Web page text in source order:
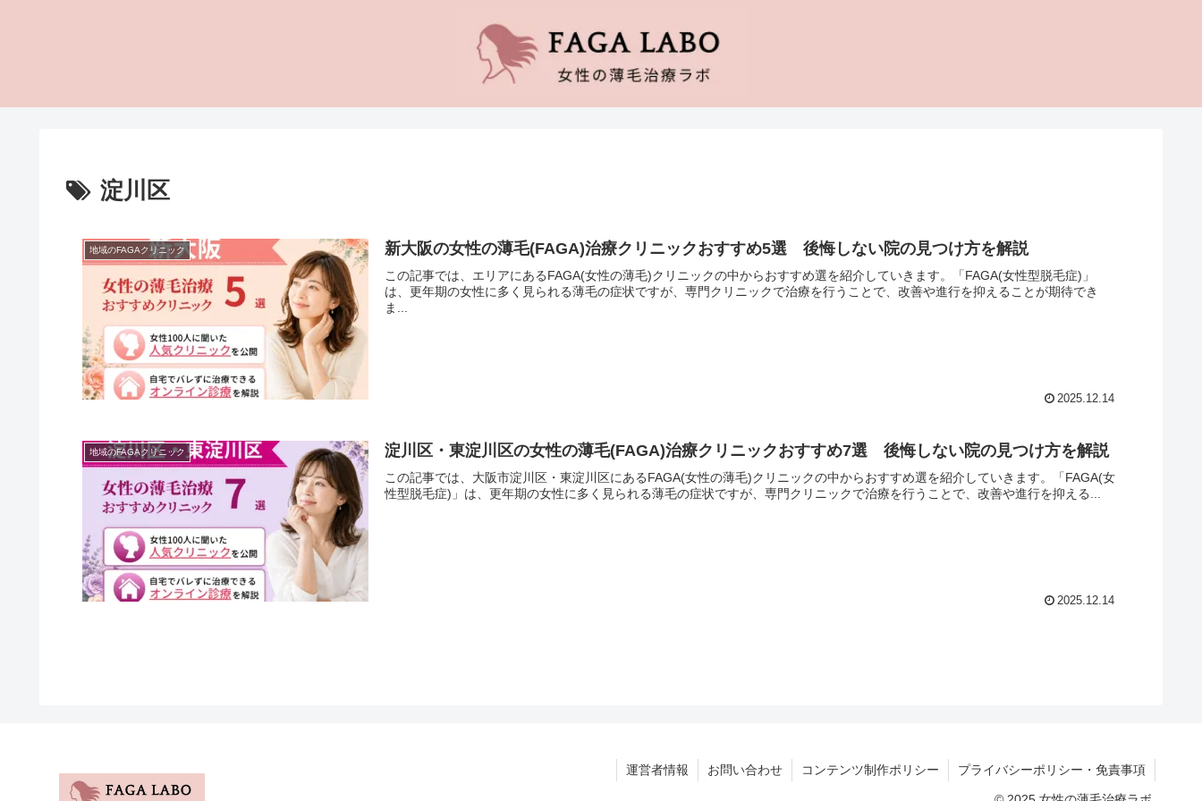
淀川区
地域のFAGAクリニック 新大阪の女性の薄毛(FAGA)治療クリニックおすすめ5選 後悔しない院の見つけ方を解説
この記事では、エリアにあるFAGA(女性の薄毛)クリニックの中からおすすめ選を紹介していきます。「FAGA(女性型脱毛症)」
は、更年期の女性に多く見られる薄毛の症状ですが、専門クリニックで治療を行うことで、改善や進行を抑えることが期待でき
ま...
2025.12.14
地域のFAGAクリニック 淀川区・東淀川区の女性の薄毛(FAGA)治療クリニックおすすめ7選 後悔しない院の見つけ方を解説
この記事では、大阪市淀川区・東淀川区にあるFAGA(女性の薄毛)クリニックの中からおすすめ選を紹介していきます。「FAGA(女
性型脱毛症)」は、更年期の女性に多く見られる薄毛の症状ですが、専門クリニックで治療を行うことで、改善や進行を抑える...
2025.12.14
運営者情報 お問い合わせ コンテンツ制作ポリシー プライバシーポリシー・免責事項